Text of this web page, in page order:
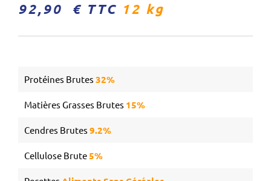
92,90 € TTC 12 kg
Protéines Brutes 32%
Matières Grasses Brutes 15%
Cendres Brutes 9.2%
Cellulose Brute5%